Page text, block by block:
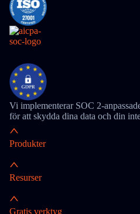
Vi implementerar SOC 2-
för att skydda dina data och din
Produkter
Resurser
Gratis verktyg